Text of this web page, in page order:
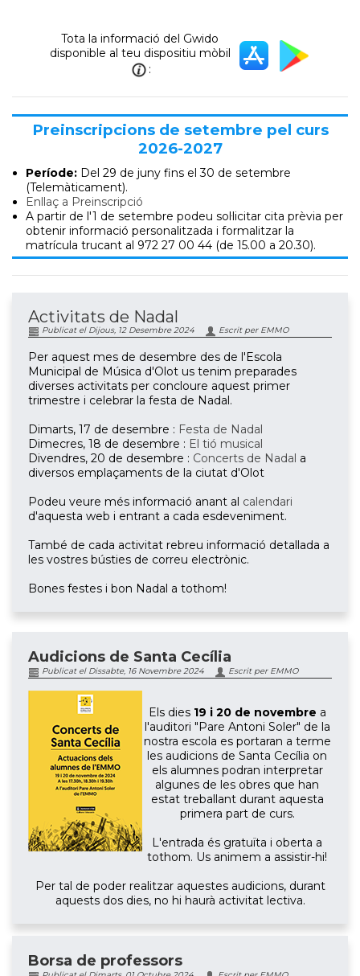
Tota la informació del Gwido
disponible al teu dispositiu mòbil
:
Preinscripcions de setembre pel curs
2026-2027
Període: Del 29 de juny fins el 30 de setembre
(Telemàticament).
Enllaç a Preinscripció
A partir de l'1 de setembre podeu sol·licitar cita prèvia per
obtenir informació personalitzada i formalitzar la
matrícula trucant al 972 27 00 44 (de 15.00 a 20.30).
Activitats de Nadal
Publicat el Dijous, 12 Desembre 2024 Escrit per EMMO
Per aquest mes de desembre des de l'Escola
Municipal de Música d'Olot us tenim preparades
diverses activitats per concloure aquest primer
trimestre i celebrar la festa de Nadal.
Dimarts, 17 de desembre : Festa de Nadal
Dimecres, 18 de desembre : El tió musical
Divendres, 20 de desembre : Concerts de Nadal a
diversos emplaçaments de la ciutat d'Olot
Podeu veure més informació anant al calendari
d'aquesta web i entrant a cada esdeveniment.
També de cada activitat rebreu informació detallada a
les vostres bústies de correu electrònic.
Bones festes i bon Nadal a tothom!
Audicions de Santa Cecília
Publicat el Dissabte, 16 Novembre 2024 Escrit per EMMO
Els dies 19 i 20 de novembre a
l'auditori "Pare Antoni Soler" de la
nostra escola es portaran a terme
les audicions de Santa Cecília on
els alumnes podran interpretar
algunes de les obres que han
estat treballant durant aquesta
primera part de curs.
L'entrada és gratuïta i oberta a
tothom. Us animem a assistir-hi!
Per tal de poder realitzar aquestes audicions, durant
aquests dos dies, no hi haurà activitat lectiva.
Borsa de professors